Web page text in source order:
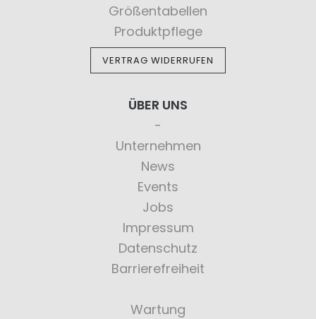
Größentabellen
Produktpflege
VERTRAG WIDERRUFEN
ÜBER UNS
Unternehmen
News
Events
Jobs
Impressum
Datenschutz
Barrierefreiheit
Wartung